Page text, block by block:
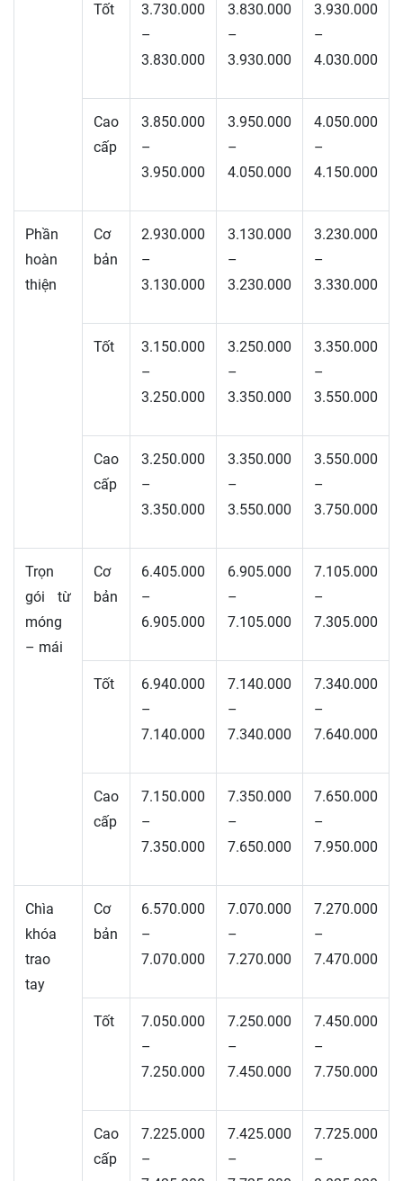
Tốt
3.730.000
–
3.830.000
3.830.000
–
3.930.000
3.930.000
–
4.030.000
Cao
cấp
3.850.000
–
3.950.000
3.950.000
–
4.050.000
4.050.000
–
4.150.000
Phần
hoàn
thiện
Cơ
bản
2.930.000
–
3.130.000
3.130.000
–
3.230.000
3.230.000
–
3.330.000
Tốt
3.150.000
–
3.250.000
3.250.000
–
3.350.000
3.350.000
–
3.550.000
Cao
cấp
3.250.000
–
3.350.000
3.350.000
–
3.550.000
3.550.000
–
3.750.000
Trọn
gói từ
móng
– mái
Cơ
bản
6.405.000
–
6.905.000
6.905.000
–
7.105.000
7.105.000
–
7.305.000
Tốt
6.940.000
–
7.140.000
7.140.000
–
7.340.000
7.340.000
–
7.640.000
Cao
cấp
7.150.000
–
7.350.000
7.350.000
–
7.650.000
7.650.000
–
7.950.000
Chìa
khóa
trao
tay
Cơ
bản
6.570.000
–
7.070.000
7.070.000
–
7.270.000
7.270.000
–
7.470.000
Tốt
7.050.000
–
7.250.000
7.250.000
–
7.450.000
7.450.000
–
7.750.000
Cao
cấp
7.225.000
–
7.425.000
–
7.725.000
–